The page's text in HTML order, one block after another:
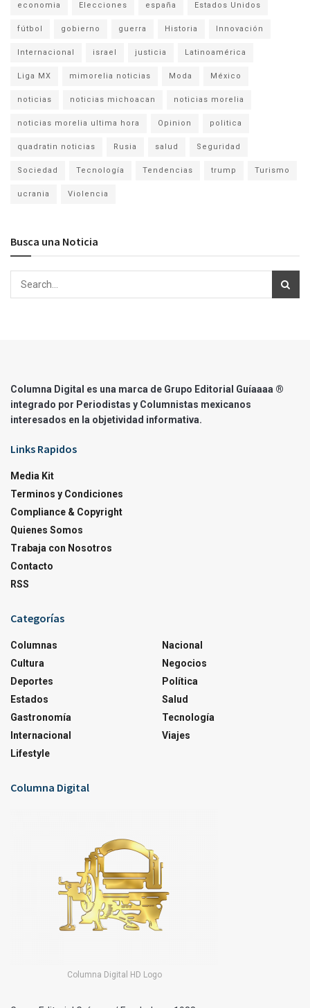
economia Elecciones españa Estados Unidos
fútbol gobierno guerra Historia Innovación
Internacional israel justicia Latinoamérica
Liga MX mimorelia noticias Moda México
noticias noticias michoacan noticias morelia
noticias morelia ultima hora Opinion politica
quadratin noticias Rusia salud Seguridad
Sociedad Tecnología Tendencias trump Turismo
ucrania Violencia
Busca una Noticia
Columna Digital es una marca de Grupo Editorial Guíaaaa ®
integrado por Periodistas y Columnistas mexicanos
interesados en la objetividad informativa.
Links Rapidos
Media Kit
Terminos y Condiciones
Compliance & Copyright
Quienes Somos
Trabaja con Nosotros
Contacto
RSS
Categorías
Columnas
Cultura
Deportes
Estados
Gastronomía
Internacional
Lifestyle
Nacional
Negocios
Política
Salud
Tecnología
Viajes
Columna Digital
Columna Digital HD Logo